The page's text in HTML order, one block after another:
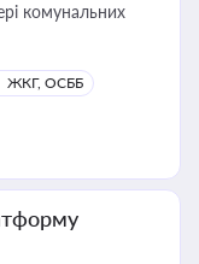
комунальних
ЖКГ, ОСББ